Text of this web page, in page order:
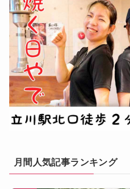
月間人気記事ランキング